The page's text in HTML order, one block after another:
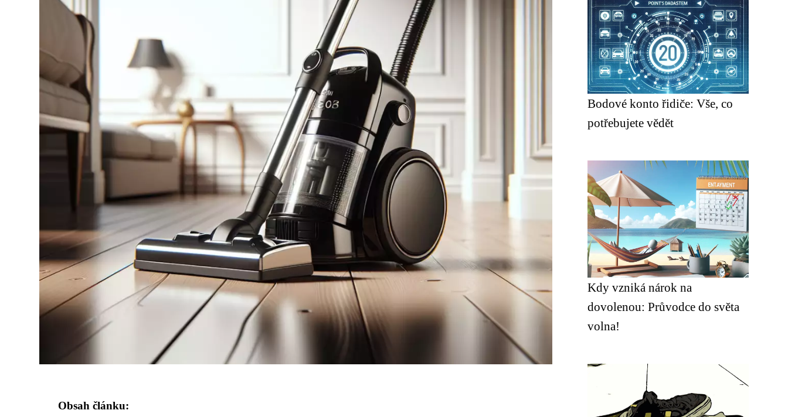
Obsah článku:
Bodové konto řidiče: Vše, co
potřebujete vědět
Kdy vzniká nárok na
dovolenou: Průvodce do světa
volna!